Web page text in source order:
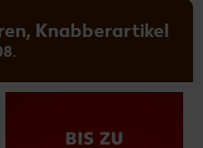
Knabberartikel